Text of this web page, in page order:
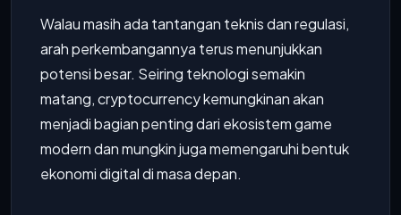
Walau masih ada tantangan teknis dan regulasi,
arah perkembangannya terus menunjukkan
potensi besar. Seiring teknologi semakin
matang, cryptocurrency kemungkinan akan
menjadi bagian penting dari ekosistem game
modern dan mungkin juga memengaruhi bentuk
ekonomi digital di masa depan.